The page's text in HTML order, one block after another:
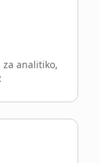
analitiko,